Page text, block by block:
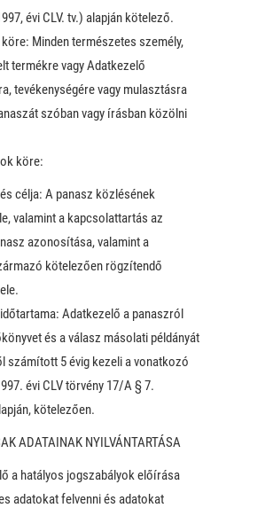
évi CLV. tv.) alapján kötelező.
Minden természetes személy,
termékre vagy Adatkezelő
tevékenységére vagy mulasztásra
szóban vagy írásban közölni
köre:
célja: A panasz közlésének
valamint a kapcsolattartás az
azonosítása, valamint a
kötelezően rögzítendő
Adatkezelő a panaszról
és a válasz másolati példányát
számított 5 évig kezeli a vonatkozó
évi CLV törvény 17/A § 7.
kötelezően.
ADATAINAK NYILVÁNTARTÁSA
a hatályos jogszabályok előírása
adatokat felvenni és adatokat